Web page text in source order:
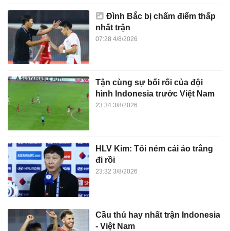
Đình Bắc bị chấm điểm thấp
nhất trận
07:28 4/8/2026
Tận cùng sự bối rối của đội
hình Indonesia trước Việt Nam
23:34 3/8/2026
HLV Kim: Tôi ném cái áo trắng
đi rồi
23:32 3/8/2026
Cầu thủ hay nhất trận Indonesia
- Việt Nam